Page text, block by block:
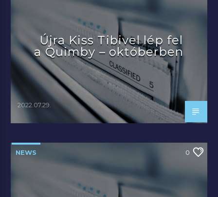
Újra Kiss Tibivel lép fel
a Quimby – októberben
2022.07.29.
NEWS 0